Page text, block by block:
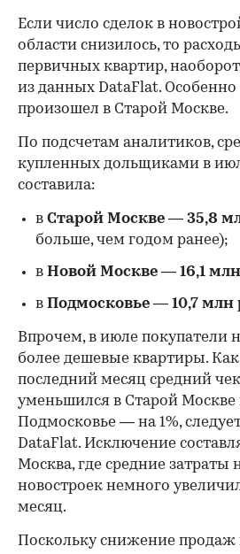
Если число сделок в
области снизилось, то
первичных квартир,
из данных DataFlat.
произошел в Старой Москве.
По подсчетам аналитиков,
купленных дольщиками в
составила:
в Старой Москве — 35,8
больше, чем годом ранее);
в Новой Москве — 16,1
в Подмосковье — 10,7 млн
Впрочем, в июле покупатели
более дешевые квартиры. Как
последний месяц средний
уменьшился в Старой Москве
Подмосковье — на 1%,
DataFlat. Исключение
Москва, где средние затраты
новостроек немного
месяц.
Поскольку снижение продаж